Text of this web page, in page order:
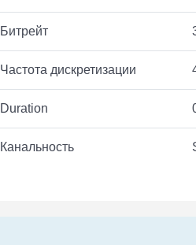
Битрейт
Частота дискретизации
Duration
Канальность